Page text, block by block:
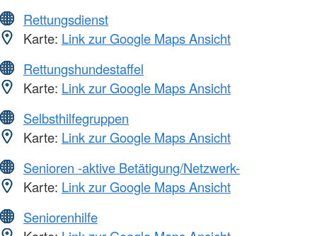
Rettungsdienst
Karte: Link zur Google Maps Ansicht
Rettungshundestaffel
Karte: Link zur Google Maps Ansicht
Selbsthilfegruppen
Karte: Link zur Google Maps Ansicht
Senioren -aktive Betätigung/Netzwerk-
Karte: Link zur Google Maps Ansicht
Seniorenhilfe